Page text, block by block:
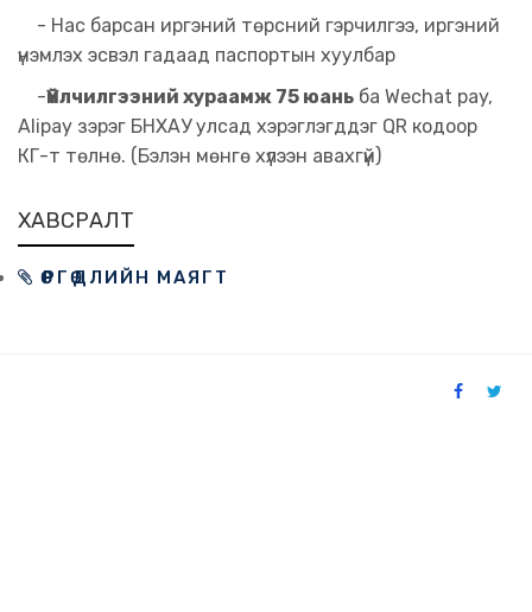
- Нас барсан иргэний төрсний гэрчилгээ, иргэний
үнэмлэх эсвэл гадаад паспортын хуулбар
-Үйлчилгээний хураамж 75 юань ба Wechat pay,
Alipay зэрэг БНХАУ улсад хэрэглэгддэг QR кодоор
КГ-т төлнө. (Бэлэн мөнгө хүлээн авахгүй)
ХАВСРАЛТ
ӨРГӨДЛИЙН МАЯГТ